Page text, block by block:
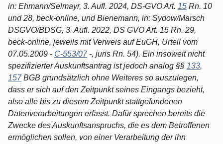
in: Ehmann/Selmayr, 3. Aufl. 2024, DS-GVO Art. 15 Rn. 10
und 28, beck-online, und Bienemann, in: Sydow/Marsch
DSGVO/BDSG, 3. Aufl. 2022, DS GVO Art. 15 Rn. 29,
beck-online, jeweils mit Verweis auf EuGH, Urteil vom
07.05.2009 - C-553/07-, juris Rn. 54). Ein insoweit nicht
spezifizierter Auskunftsantrag ist jedoch analog §§ 133,
157BGB grundsätzlich ohne Weiteres so auszulegen,
dass er sich auf den Zeitpunkt seines Eingangs bezieht,
also alle bis zu diesem Zeitpunkt stattgefundenen
Datenverarbeitungen erfasst. Dafür sprechen bereits die
Zwecke des Auskunftsanspruchs, die es dem Betroffenen
ermöglichen sollen, von einer Verarbeitung der ihn